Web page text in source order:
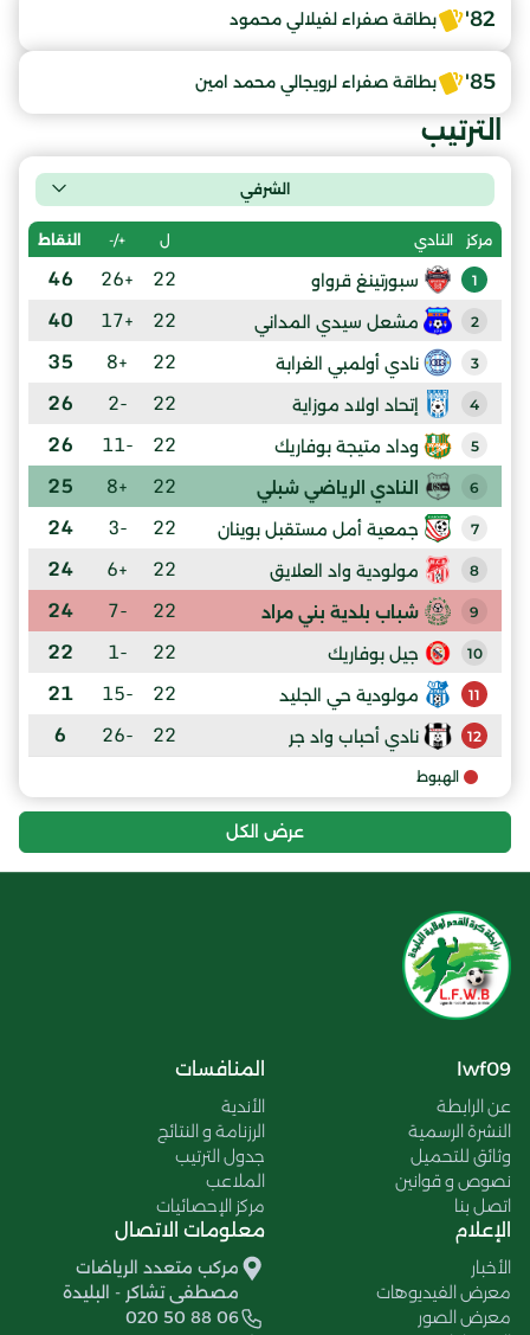
82' بطاقة صفراء لفيلالي محمود
85' بطاقة صفراء لرويجالي محمد امين
الترتيب
الشرفي
مركز النادي ل +/- النقاط
1 سبورتينغ قرواو 22
+26
46
2 مشعل سيدي المداني 22
+17
40
3 نادي أولمبي الغرابة 22
+8
35
4 إتحاد اولاد موزاية 22
-2
26
5 وداد متيجة بوفاريك 22
-11
26
6 النادي الرياضي شبلي 22
+8
25
7 جمعية أمل مستقبل بوينان 22
-3
24
8 مولودية واد العلايق 22
+6
24
9 شباب بلدية بني مراد 22
-7
24
10 جيل بوفاريك 22
-1
22
11 مولودية حي الجليد 22
-15
21
12 نادي أحباب واد جر 22
-26
6
الهبوط
عرض الكل
lwf09
عن الرابطة
النشرة الرسمية
وثائق للتحميل
نصوص و قوانين
اتصل بنا
المنافسات
الأندية
الرزنامة و النتائج
جدول الترتيب
الملاعب
مركز الإحصائيات
الإعلام
الأخبار
معرض الفيديوهات
معرض الصور
معلومات الاتصال
مركب متعدد الرياضات
مصطفى تشاكر - البليدة
020 50 88 06